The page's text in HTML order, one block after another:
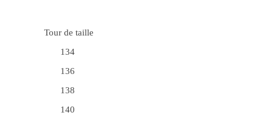
Tour de taille
134
136
138
140